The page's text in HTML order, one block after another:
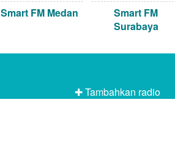
Smart FM Medan
Smart FM
Surabaya
✚ Tambahkan radio